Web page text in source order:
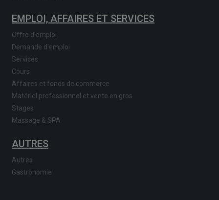
EMPLOI, AFFAIRES ET SERVICES
Offre d'emploi
Demande d'emploi
Services
Cours
Affaires et fonds de commerce
Matériel professionnel et vente en gros
Stages
Massage & SPA
AUTRES
Autres
Gastronomie